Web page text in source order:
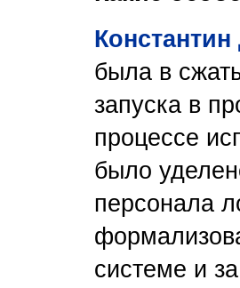
была в
запуска в
процессе
было
персонала
системе и